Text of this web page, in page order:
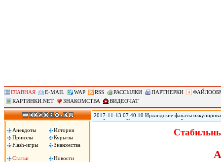
ГЛАВНАЯ E-MAIL WAP RSS РАССЫЛКИ ПАРТНЕРКИ
КАРТИНКИ.NET
ЗНАКОМСТВА ВИДЕОЧАТ
Анекдоты
Истории
Приколы
Курьезы
Flash-игры
Знакомства
Статьи
Новости
2017-11-13 07:40:10 Ирландские фанаты
прибывшие в Копенгаген на стыковой матч с